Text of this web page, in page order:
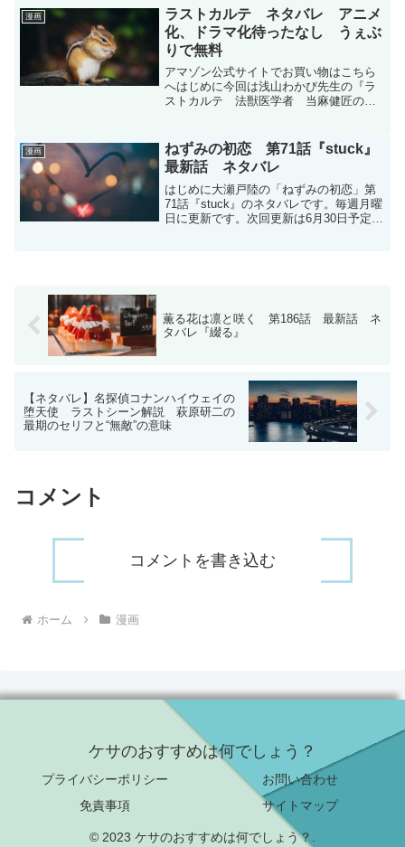
【第66話】請う女 / マガポケ | 少年マガ
ジン...
漫画
ラストカルテ ネタバレ アニメ
化、ドラマ化待ったなし うぇぶ
りで無料
アマゾン公式サイトでお買い物はこちら
へはじめに今回は浅山わかび先生の『ラ
ストカルテ 法獣医学者 当麻健匠の記
的で勉強になり、アニメ化やドラマ化し
てもおかしくない...
漫画
ねずみの初恋 第71話『stuck』
最新話 ネタバレ
はじめに大瀬戸陸の「ねずみの初恋」第
71話『stuck』のネタバレです。毎週月曜
日に更新です。次回更新は6月30日予定で
薫る花は凛と咲く 第186話 最新話 ネ
タバレ『綴る』
【ネタバレ】名探偵コナンハイウェイの
堕天使 ラストシーン解説 萩原研二の
最期のセリフと“無敵”の意味
コメント
コメントを書き込む
ホーム 漫画
ケサのおすすめは何でしょう？
プライバシーポリシー
お問い合わせ
免責事項
サイトマップ
© 2023 ケサのおすすめは何でしょう？.